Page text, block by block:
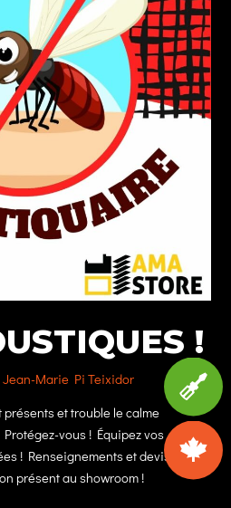
!
Jean-Marie Pi Teixidor
et trouble le calme
vous ! Équipez vos
! Renseignements et devis
présent au showroom !